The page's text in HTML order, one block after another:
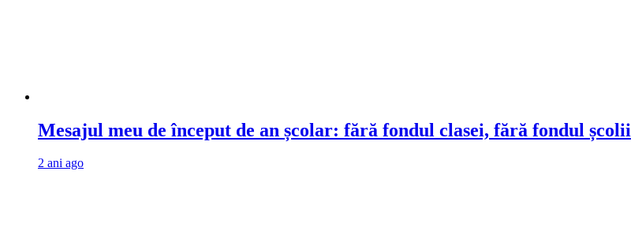
Mesajul meu de început de an școlar: fără fondul clasei, fără fondul școlii
2 ani ago